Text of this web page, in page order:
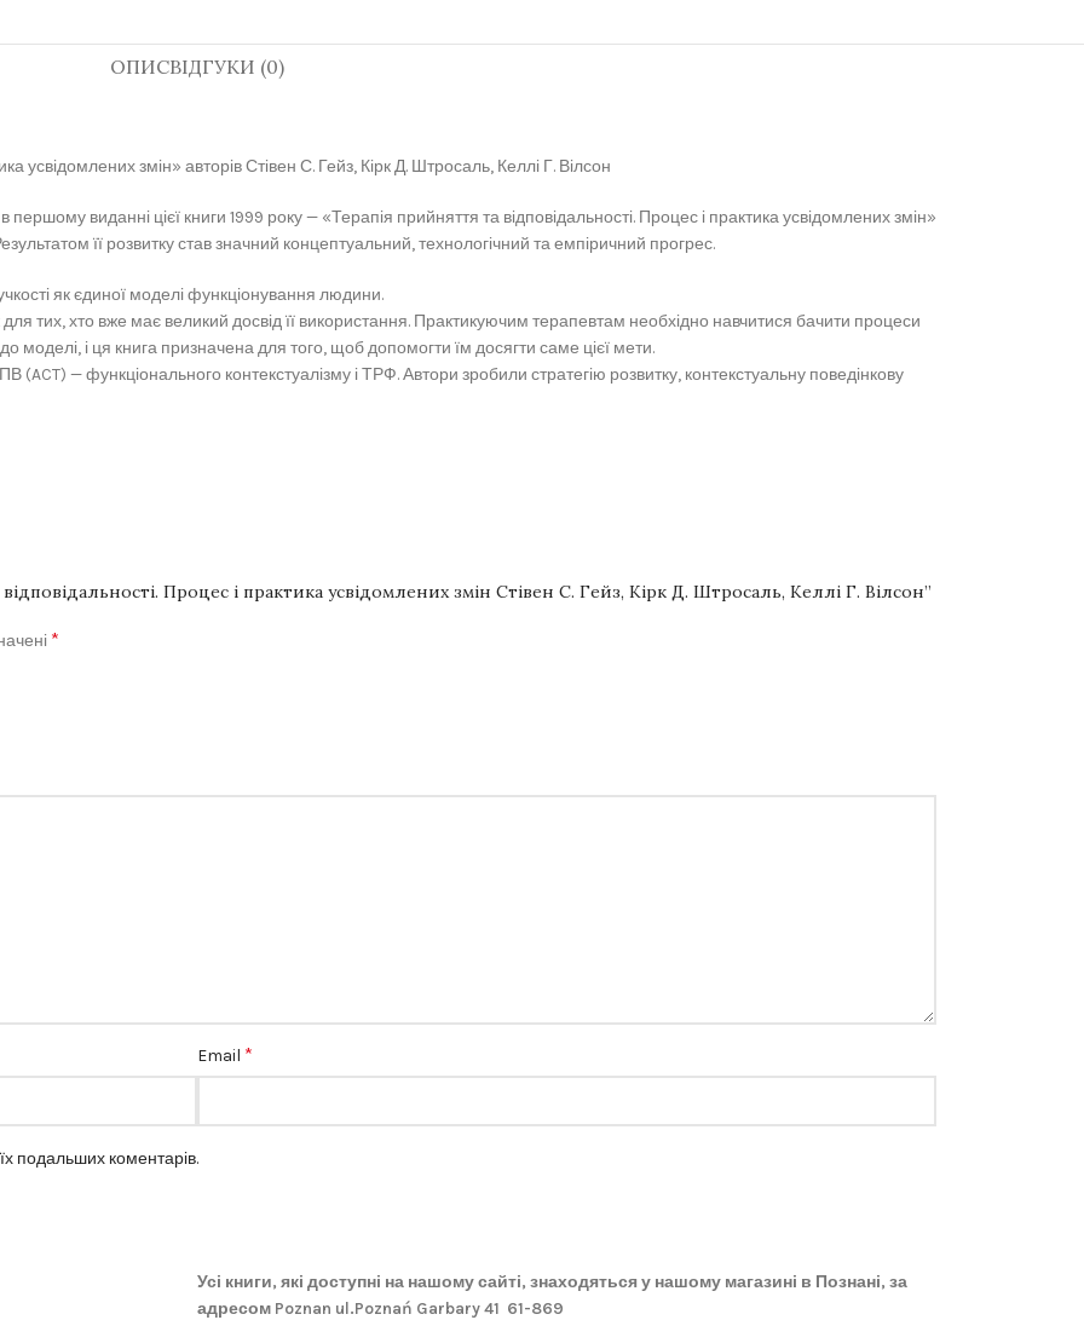
ОПИСВІДГУКИ (0)
усвідомлених змін» авторів Стівен С. Гейз, Кірк Д. Штросаль, Келлі Г. Вілсон
виданні цієї книги 1999 року — «Терапія прийняття та відповідальності. Процес і практика усвідомлених змін»
її розвитку став значний концептуальний, технологічний та емпіричний прогрес.
як єдиної моделі функціонування людини.
тих, хто вже має великий досвід її використання. Практикуючим терапевтам необхідно навчитися бачити процеси
моделі, і ця книга призначена для того, щоб допомогти їм досягти саме цієї мети.
— функціонального контекстуалізму і ТРФ. Автори зробили стратегію розвитку, контекстуальну поведінкову
Процес і практика усвідомлених змін Стівен С. Гейз, Кірк Д. Штросаль, Келлі Г. Вілсон”
*
Email *
подальших коментарів.
Усі книги, які доступні на нашому сайті, знаходяться у нашому магазині в Познані, за
адресом Poznan ul.Poznań Garbary 41 61-869